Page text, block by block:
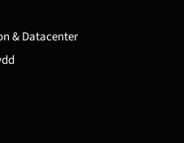
& Datacenter